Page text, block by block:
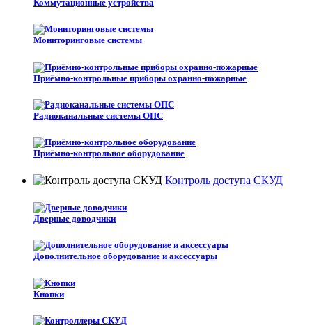
Коммутационные устройства
Мониторинговые системы
Приёмно-контрольные приборы охранно-пожарные
Радиоканальные системы ОПС
Приёмно-контрольное оборудование
Контроль доступа СКУД
Дверные доводчики
Дополнительное оборудование и аксессуары
Кнопки